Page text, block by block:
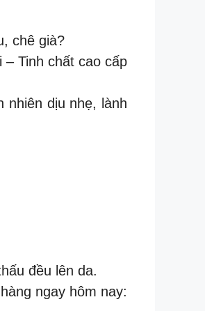
chê già?
Tinh chất cao cấp
nhiên dịu nhẹ, lành
đều lên da.
ngay hôm nay: